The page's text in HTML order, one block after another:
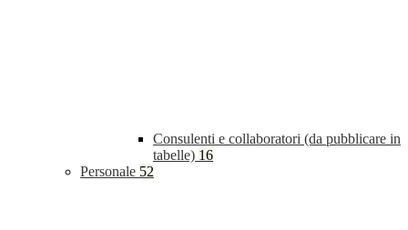
Consulenti e collaboratori (da pubblicare in
tabelle) 16
Personale 52